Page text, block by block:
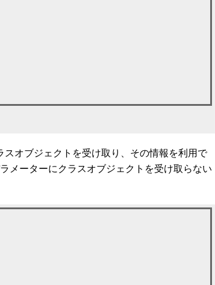
オブジェクトを受け取り、その情報を利用で
メーターにクラスオブジェクトを受け取らない